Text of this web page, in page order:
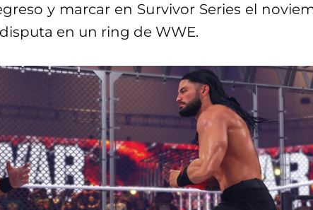
y marcar en Survivor Series el
en un ring de WWE.